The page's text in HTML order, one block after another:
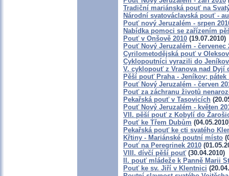
Tradiční mariánská pouť na
Národní svatováclavská pouť -
Pouť nový Jeruzalém - srpen
Nabídka pomoci se zařízením
Pouť v Onšově 2010 (19.07.2010)
Pouť Nový Jeruzalém - červenec
Cyrilometodějská pouť v
Cyklopoutníci vyrazili do
V. cyklopouť z Vranova nad Dyjí
Pěší pouť Praha - Jeníkov; pátek
Pouť Nový Jeruzalém - červen
Pouť za záchranu životů
Pekařská pouť v Tasovicích
Pouť Nový Jeruzalém - květen
VII. pěší pouť z Kobylí do
Pouť ke Třem Dubům
Pekařská pouť ke cti svatého
Křtiny - Mariánské poutní místo
Pouť na Peregrinek 2010
VIII. dívčí pěší pouť(30.04.2010)
II. pouť mládeže k Panně Marii
Pouť ke sv. Jiří v Klentnici